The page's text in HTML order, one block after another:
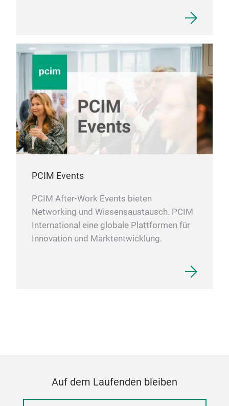
PCIM Events
PCIM After-Work Events bieten
Networking und Wissensaustausch. PCIM
International eine globale Plattformen für
Innovation und Marktentwicklung.
Auf dem Laufenden bleiben